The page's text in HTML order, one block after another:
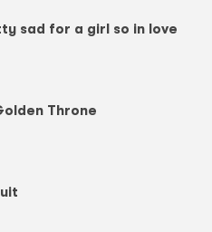
sad for a girl so in love
Throne